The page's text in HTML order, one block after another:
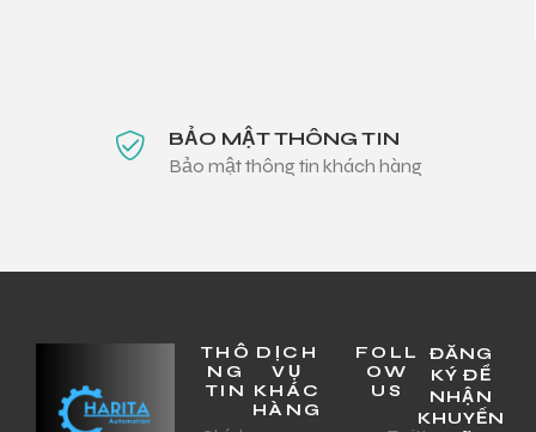
BẢO MẬT THÔNG TIN
Bảo mật thông tin khách hàng
THÔ
NG
TIN
DỊCH
VỤ
KHÁC
HÀNG
FOLL
OW
US
ĐĂNG
KÝ ĐỂ
NHẬN
KHUYẾN